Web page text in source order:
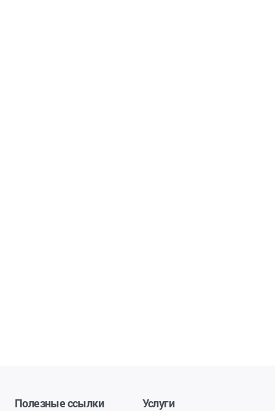
Полезные ссылки Услуги